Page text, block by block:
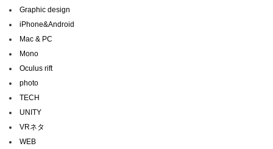
Graphic design
iPhone&Android
Mac & PC
Mono
Oculus rift
photo
TECH
UNITY
VRネタ
WEB